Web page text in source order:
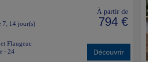
7, 14 jour(s)
Flaugeac
- 24
À partir de
794 €
Découvrir